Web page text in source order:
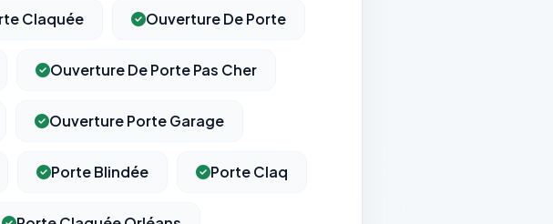
Claquée Ouverture De Porte
Ouverture De Porte Pas Cher
Ouverture Porte Garage
Porte Blindée Porte Claq
sécurité,